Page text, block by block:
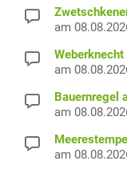
am
am
Bauernregel
am
am